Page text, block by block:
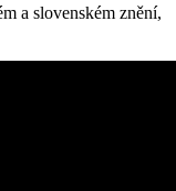
a slovenském znění,